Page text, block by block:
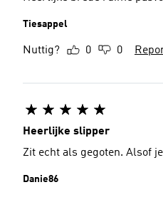
Tiesappel
Nuttig? 0 0
Heerlijke slipper
Zit echt als gegoten. Alsof
Danie86